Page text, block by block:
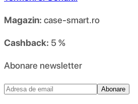
Magazin: case-smart.ro
Cashback: 5 %
Abonare newsletter
Abonare